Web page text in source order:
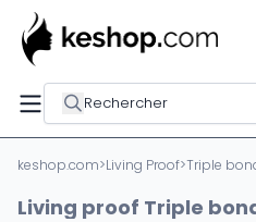
Rechercher
keshop.com>Living Proof>Triple
Living proof Triple